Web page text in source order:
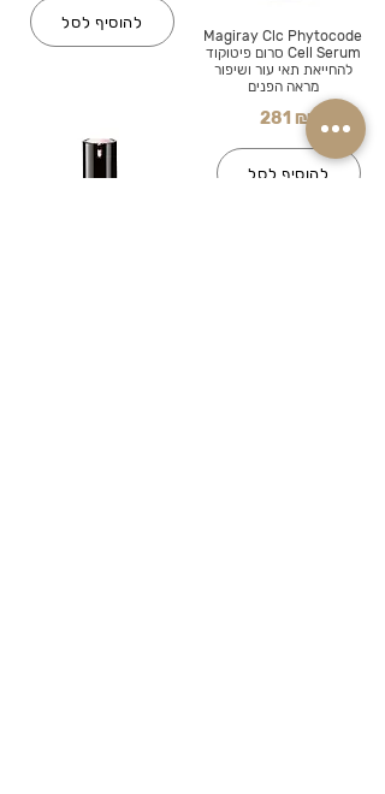
להוסיף לסל
Magiray Clc Phytocode
Cell Serum סרום פיטוקוד
להחייאת תאי עור ושיפור
מראה הפנים
281 ₪
להוסיף לסל